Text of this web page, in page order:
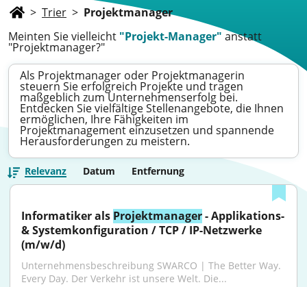
> Trier > Projektmanager
Meinten Sie vielleicht "Projekt-Manager" anstatt
"Projektmanager?"
Als Projektmanager oder Projektmanagerin
steuern Sie erfolgreich Projekte und tragen
maßgeblich zum Unternehmenserfolg bei.
Entdecken Sie vielfältige Stellenangebote, die Ihnen
ermöglichen, Ihre Fähigkeiten im
Projektmanagement einzusetzen und spannende
Herausforderungen zu meistern.
Relevanz Datum Entfernung
Informatiker als Projektmanager - Applikations-
& Systemkonfiguration / TCP / IP-Netzwerke
(m/w/d)
Unternehmensbeschreibung SWARCO | The Better Way.
Every Day. Der Verkehr ist unsere Welt. Die...